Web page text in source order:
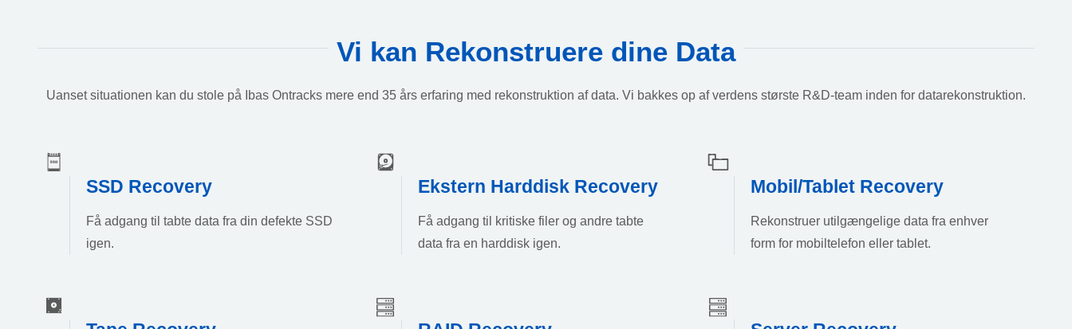
Vi kan Rekonstruere dine Data
Uanset situationen kan du stole på Ibas Ontracks mere end 35 års erfaring med rekonstruktion af data. Vi bakkes op af verdens største R&D-team inden for datarekonstruktion.
SSD Recovery
Få adgang til tabte data fra din defekte SSD
igen.
Ekstern Harddisk Recovery
Få adgang til kritiske filer og andre tabte
data fra en harddisk igen.
Mobil/Tablet Recovery
Rekonstruer utilgængelige data fra enhver
form for mobiltelefon eller tablet.